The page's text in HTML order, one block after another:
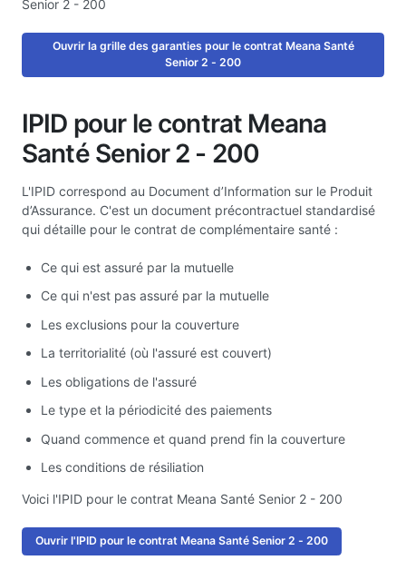
Senior 2 - 200
Ouvrir la grille des garanties pour le contrat Meana Santé
Senior 2 - 200
IPID pour le contrat Meana
Santé Senior 2 - 200
L'IPID correspond au Document d’Information sur le Produit
d’Assurance. C'est un document précontractuel standardisé
qui détaille pour le contrat de complémentaire santé :
Ce qui est assuré par la mutuelle
Ce qui n'est pas assuré par la mutuelle
Les exclusions pour la couverture
La territorialité (où l'assuré est couvert)
Les obligations de l'assuré
Le type et la périodicité des paiements
Quand commence et quand prend fin la couverture
Les conditions de résiliation
Voici l'IPID pour le contrat Meana Santé Senior 2 - 200
Ouvrir l'IPID pour le contrat Meana Santé Senior 2 - 200